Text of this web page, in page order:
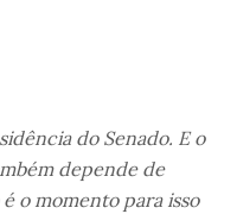
do Senado. E o
depende de
o momento para isso